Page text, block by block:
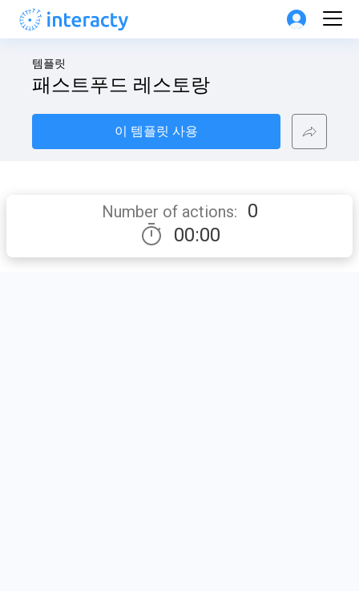
템플릿
패스트푸드 레스토랑
이 템플릿 사용